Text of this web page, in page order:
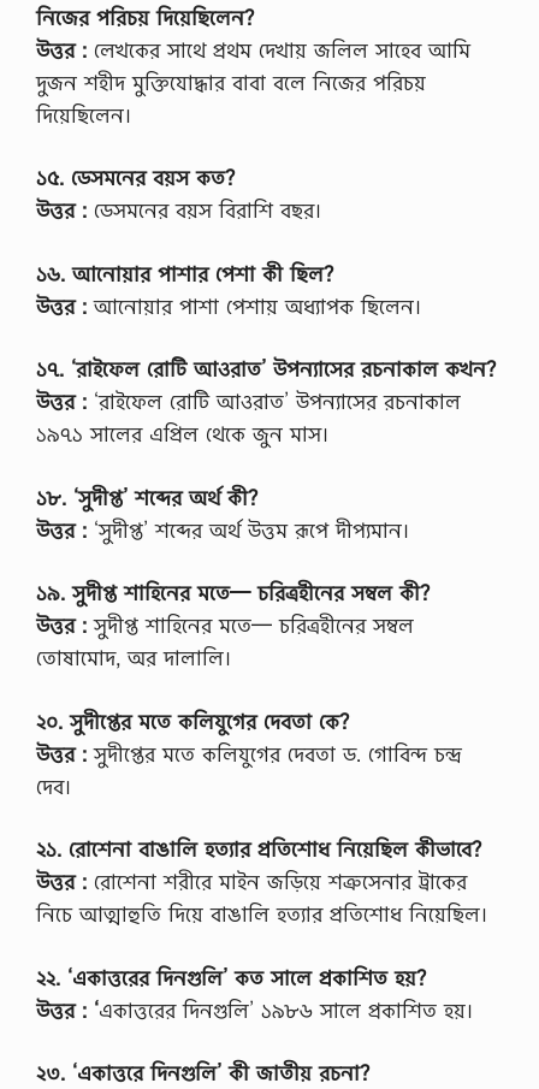
নিজের পরিচয় দিয়েছিলেন?
উত্তর : লেখকের সাথে প্রথম দেখায় জলিল সাহেব আমি
দুজন শহীদ মুক্তিযোদ্ধার বাবা বলে নিজের পরিচয়
দিয়েছিলেন।
১৫. ডেসমনের বয়স কত?
উত্তর : ডেসমনের বয়স বিরাশি বছর।
১৬. আনোয়ার পাশার পেশা কী ছিল?
উত্তর : আনোয়ার পাশা পেশায় অধ্যাপক ছিলেন।
১৭. ‘রাইফেল রোটি আওরাত’ উপন্যাসের রচনাকাল কখন?
উত্তর : ‘রাইফেল রোটি আওরাত’ উপন্যাসের রচনাকাল
১৯৭১ সালের এপ্রিল থেকে জুন মাস।
১৮. ‘সুদীপ্ত’ শব্দের অর্থ কী?
উত্তর : ‘সুদীপ্ত’ শব্দের অর্থ উত্তম রূপে দীপ্যমান।
১৯. সুদীপ্ত শাহিনের মতে— চরিত্রহীনের সম্বল কী?
উত্তর : সুদীপ্ত শাহিনের মতে— চরিত্রহীনের সম্বল
তোষামোদ, অর দালালি।
২০. সুদীপ্তের মতে কলিযুগের দেবতা কে?
উত্তর : সুদীপ্তের মতে কলিযুগের দেবতা ড. গোবিন্দ চন্দ্র
দেব।
২১. রোশেনা বাঙালি হত্যার প্রতিশোধ নিয়েছিল কীভাবে?
উত্তর : রোশেনা শরীরে মাইন জড়িয়ে শত্রুসেনার ট্রাকের
নিচে আত্মাহুতি দিয়ে বাঙালি হত্যার প্রতিশোধ নিয়েছিল।
২২. ‘একাত্তরের দিনগুলি’ কত সালে প্রকাশিত হয়?
উত্তর : ‘একাত্তরের দিনগুলি’ ১৯৮৬ সালে প্রকাশিত হয়।
২৩. ‘একাত্তরে দিনগুলি’ কী জাতীয় রচনা?